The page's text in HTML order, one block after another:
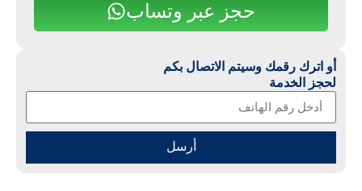
حجز عبر وتساب
أو اترك رقمك وسيتم الاتصال بكم
لحجز الخدمة
أرسل